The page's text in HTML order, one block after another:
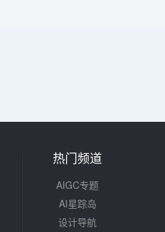
热门频道
AIGC专题
AI星踪岛
设计导航